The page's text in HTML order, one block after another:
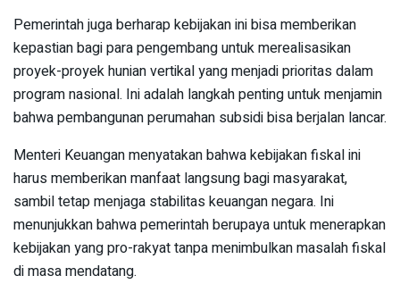
Pemerintah juga berharap kebijakan ini bisa memberikan
kepastian bagi para pengembang untuk merealisasikan
proyek-proyek hunian vertikal yang menjadi prioritas dalam
program nasional. Ini adalah langkah penting untuk menjamin
bahwa pembangunan perumahan subsidi bisa berjalan lancar.
Menteri Keuangan menyatakan bahwa kebijakan fiskal ini
harus memberikan manfaat langsung bagi masyarakat,
sambil tetap menjaga stabilitas keuangan negara. Ini
menunjukkan bahwa pemerintah berupaya untuk menerapkan
kebijakan yang pro-rakyat tanpa menimbulkan masalah fiskal
di masa mendatang.